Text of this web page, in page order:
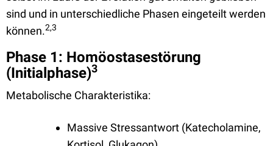
sind und in unterschiedliche Phasen eingeteilt werden
können.2,3
Phase 1: Homöostasestörung
(Initialphase)3
Metabolische Charakteristika:
Massive Stressantwort (Katecholamine,